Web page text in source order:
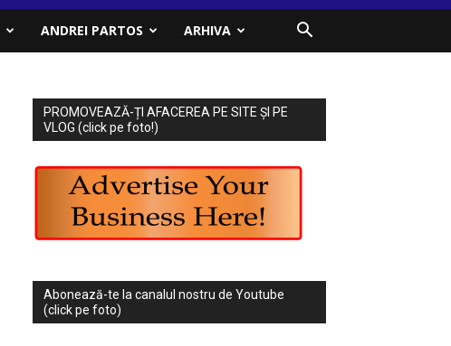
ANDREI PARTOS ARHIVA
PROMOVEAZĂ-ȚI AFACEREA PE SITE ȘI PE
VLOG (click pe foto!)
Abonează-te la canalul nostru de Youtube
(click pe foto)